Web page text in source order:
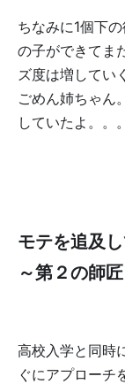
ちなみに1個下
の子ができてま
ズ度は増してい
ごめん姉ちゃん
していたよ。。。
モテを追及
～第２の師
高校入学と同時
ぐにアプローチ